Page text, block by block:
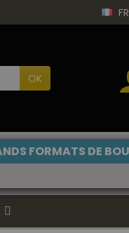
FR
OK
FORMATS DE